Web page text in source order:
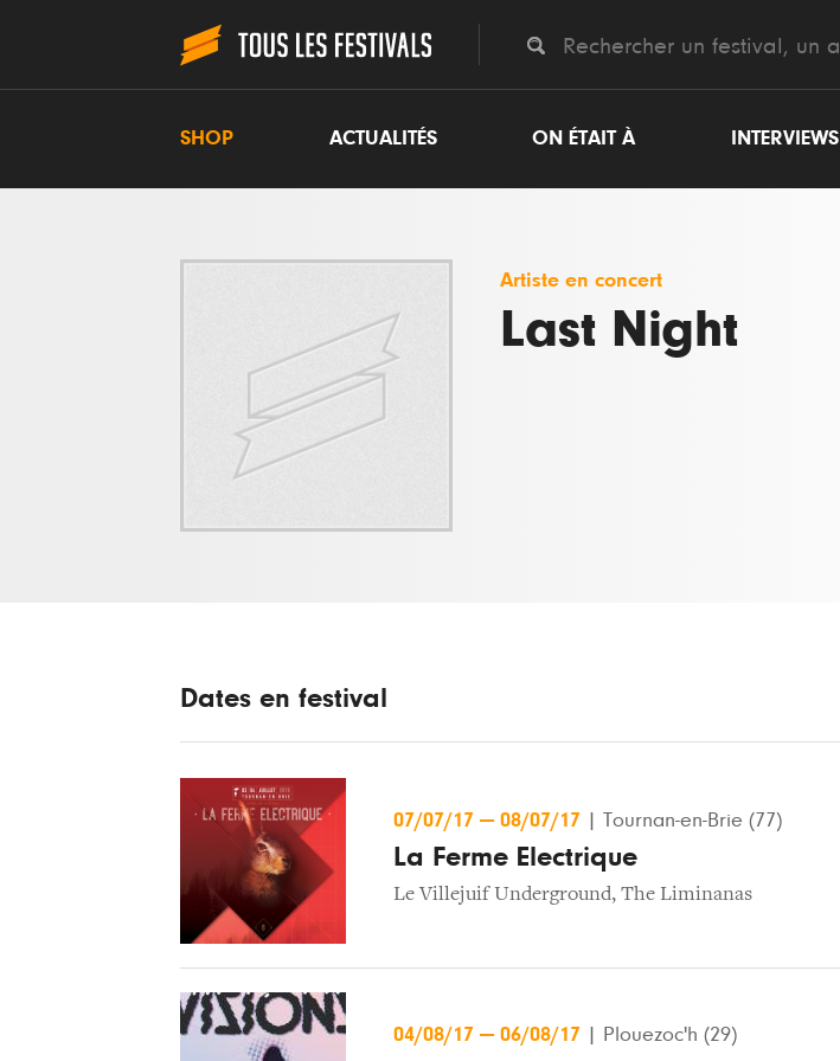
SHOP ACTUALITÉS ON ÉTAIT À INTERVIEWS
Artiste en concert
Last Night
Dates en festival
07/07/17 — 08/07/17 Tournan-en-Brie (77)
La Ferme Electrique
Le Villejuif Underground, The Liminanas
04/08/17 — 06/08/17 Plouezoc'h (29)